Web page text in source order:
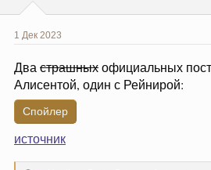
1 Дек 2023
Два страшныхофициальных
Алисентой, один с Рейнирой:
Спойлер
источник